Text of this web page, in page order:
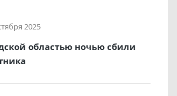
2025
областью ночью сбили